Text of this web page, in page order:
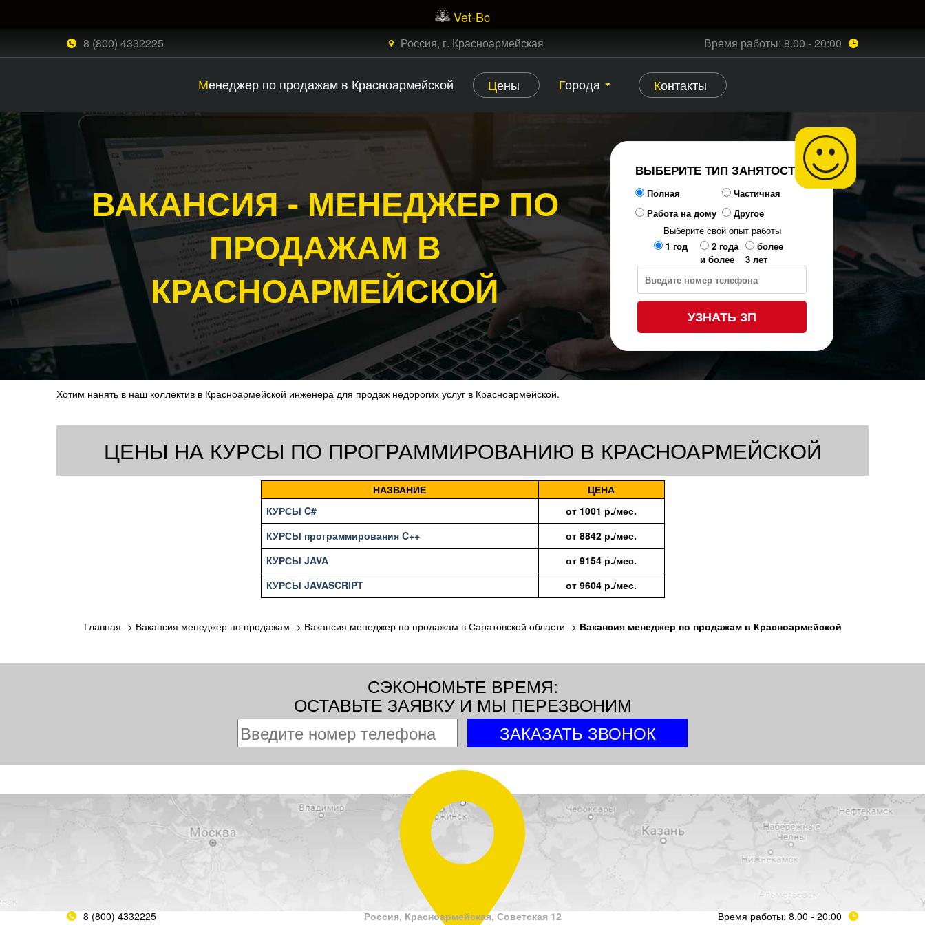
Vet-Bc
8 (800) 4332225 Россия, г. Красноармейская Время работы: 8.00 - 20:00
Менеджер по продажам в Красноармейской Цены Города Контакты
ВАКАНСИЯ - МЕНЕДЖЕР ПО
ПРОДАЖАМ В
КРАСНОАРМЕЙСКОЙ
ВЫБЕРИТЕ ТИП ЗАНЯТОСТИ
Полная
Частичная
Работа на дому
Другое
Выберите свой опыт работы
1 год
2 года
и более
более
3 лет
УЗНАТЬ ЗП
Хотим нанять в наш коллектив в Красноармейской инженера для продаж недорогих услуг в Красноармейской.
ЦЕНЫ НА КУРСЫ ПО ПРОГРАММИРОВАНИЮ В КРАСНОАРМЕЙСКОЙ
НАЗВАНИЕ
ЦЕНА
КУРСЫ C#
от 1001 р./мес.
КУРСЫ программирования C++
от 8842 р./мес.
КУРСЫ JAVA
от 9154 р./мес.
КУРСЫ JAVASCRIPT
от 9604 р./мес.
Главная -> Вакансия менеджер по продажам -> Вакансия менеджер по продажам в Саратовской области -> Вакансия менеджер по продажам в Красноармейской
СЭКОНОМЬТЕ ВРЕМЯ:
ОСТАВЬТЕ ЗАЯВКУ И МЫ ПЕРЕЗВОНИМ
8 (800) 4332225 Россия, Красноармейская, Советская 12 Время работы: 8.00 - 20:00
ЗАКАЗАТЬ БЕСПЛАТНЫЙ ЗВОНОК